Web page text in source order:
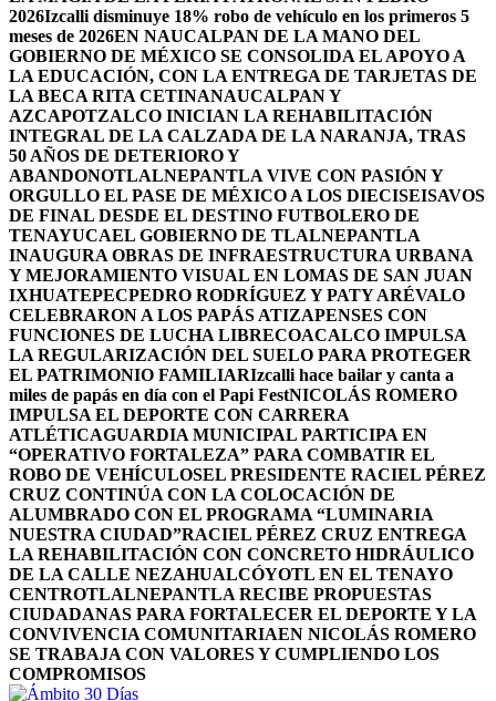
2026Izcalli disminuye 18% robo de vehículo en los primeros 5
meses de 2026EN NAUCALPAN DE LA MANO DEL
GOBIERNO DE MÉXICO SE CONSOLIDA EL APOYO A
LA EDUCACIÓN, CON LA ENTREGA DE TARJETAS DE
LA BECA RITA CETINANAUCALPAN Y
AZCAPOTZALCO INICIAN LA REHABILITACIÓN
INTEGRAL DE LA CALZADA DE LA NARANJA, TRAS
50 AÑOS DE DETERIORO Y
ABANDONOTLALNEPANTLA VIVE CON PASIÓN Y
ORGULLO EL PASE DE MÉXICO A LOS DIECISEISAVOS
DE FINAL DESDE EL DESTINO FUTBOLERO DE
TENAYUCAEL GOBIERNO DE TLALNEPANTLA
INAUGURA OBRAS DE INFRAESTRUCTURA URBANA
Y MEJORAMIENTO VISUAL EN LOMAS DE SAN JUAN
IXHUATEPECPEDRO RODRÍGUEZ Y PATY ARÉVALO
CELEBRARON A LOS PAPÁS ATIZAPENSES CON
FUNCIONES DE LUCHA LIBRECOACALCO IMPULSA
LA REGULARIZACIÓN DEL SUELO PARA PROTEGER
EL PATRIMONIO FAMILIARIzcalli hace bailar y canta a
miles de papás en día con el Papi FestNICOLÁS ROMERO
IMPULSA EL DEPORTE CON CARRERA
ATLÉTICAGUARDIA MUNICIPAL PARTICIPA EN
“OPERATIVO FORTALEZA” PARA COMBATIR EL
ROBO DE VEHÍCULOSEL PRESIDENTE RACIEL PÉREZ
CRUZ CONTINÚA CON LA COLOCACIÓN DE
ALUMBRADO CON EL PROGRAMA “LUMINARIA
NUESTRA CIUDAD”RACIEL PÉREZ CRUZ ENTREGA
LA REHABILITACIÓN CON CONCRETO HIDRÁULICO
DE LA CALLE NEZAHUALCÓYOTL EN EL TENAYO
CENTROTLALNEPANTLA RECIBE PROPUESTAS
CIUDADANAS PARA FORTALECER EL DEPORTE Y LA
CONVIVENCIA COMUNITARIAEN NICOLÁS ROMERO
SE TRABAJA CON VALORES Y CUMPLIENDO LOS
COMPROMISOS